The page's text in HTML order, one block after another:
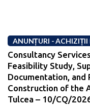
ANUNȚURI - ACHIZIȚII
Consultancy
Feasibility Study,
Documentation,
Construction of the
Tulcea – 10/CQ/